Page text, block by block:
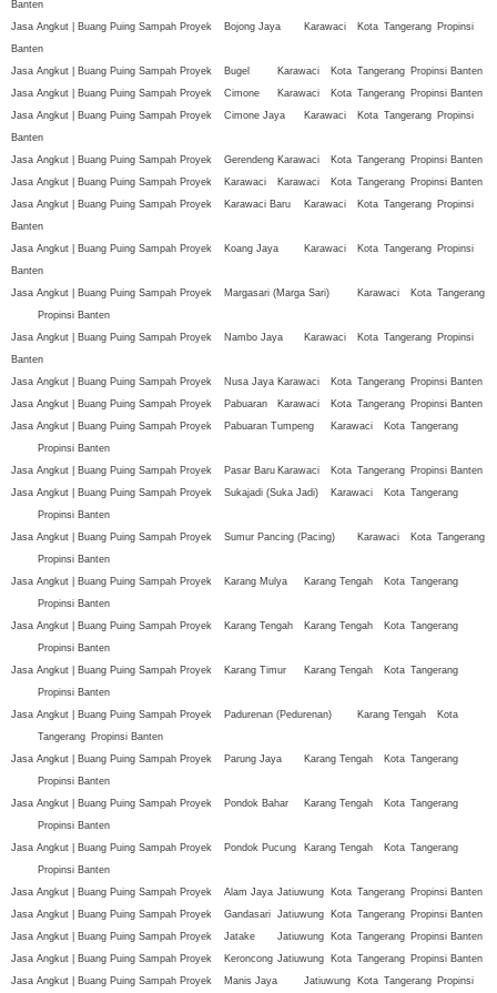
Banten
Jasa Angkut | Buang Puing Sampah Proyek
Bojong Jaya Karawaci Kota Tangerang Propinsi
Banten
Jasa Angkut | Buang Puing Sampah Proyek
Bugel Karawaci Kota Tangerang Propinsi Banten
Jasa Angkut | Buang Puing Sampah Proyek
Cimone Karawaci Kota Tangerang Propinsi Banten
Jasa Angkut | Buang Puing Sampah Proyek
Cimone Jaya Karawaci Kota Tangerang Propinsi
Banten
Jasa Angkut | Buang Puing Sampah Proyek
Gerendeng Karawaci Kota Tangerang Propinsi Banten
Jasa Angkut | Buang Puing Sampah Proyek
Karawaci Karawaci Kota Tangerang Propinsi Banten
Jasa Angkut | Buang Puing Sampah Proyek
Karawaci Baru Karawaci Kota Tangerang Propinsi
Banten
Jasa Angkut | Buang Puing Sampah Proyek
Koang Jaya Karawaci Kota Tangerang Propinsi
Banten
Jasa Angkut | Buang Puing Sampah Proyek
Margasari (Marga Sari) Karawaci Kota Tangerang
Propinsi Banten
Jasa Angkut | Buang Puing Sampah Proyek
Nambo Jaya Karawaci Kota Tangerang Propinsi
Banten
Jasa Angkut | Buang Puing Sampah Proyek
Nusa Jaya Karawaci Kota Tangerang Propinsi Banten
Jasa Angkut | Buang Puing Sampah Proyek
Pabuaran Karawaci Kota Tangerang Propinsi Banten
Jasa Angkut | Buang Puing Sampah Proyek
Pabuaran Tumpeng Karawaci Kota Tangerang
Propinsi Banten
Jasa Angkut | Buang Puing Sampah Proyek
Pasar Baru Karawaci Kota Tangerang Propinsi Banten
Jasa Angkut | Buang Puing Sampah Proyek
Sukajadi (Suka Jadi) Karawaci Kota Tangerang
Propinsi Banten
Jasa Angkut | Buang Puing Sampah Proyek
Sumur Pancing (Pacing) Karawaci Kota Tangerang
Propinsi Banten
Jasa Angkut | Buang Puing Sampah Proyek
Karang Mulya Karang Tengah Kota Tangerang
Propinsi Banten
Jasa Angkut | Buang Puing Sampah Proyek
Karang Tengah Karang Tengah Kota Tangerang
Propinsi Banten
Jasa Angkut | Buang Puing Sampah Proyek
Karang Timur Karang Tengah Kota Tangerang
Propinsi Banten
Jasa Angkut | Buang Puing Sampah Proyek
Padurenan (Pedurenan) Karang Tengah
Kota
Tangerang Propinsi Banten
Jasa Angkut | Buang Puing Sampah Proyek
Parung Jaya Karang Tengah Kota Tangerang
Propinsi Banten
Jasa Angkut | Buang Puing Sampah Proyek
Pondok Bahar Karang Tengah Kota Tangerang
Propinsi Banten
Jasa Angkut | Buang Puing Sampah Proyek
Pondok Pucung Karang Tengah Kota Tangerang
Propinsi Banten
Jasa Angkut | Buang Puing Sampah Proyek
Alam Jaya Jatiuwung Kota Tangerang Propinsi Banten
Jasa Angkut | Buang Puing Sampah Proyek
Gandasari Jatiuwung Kota Tangerang Propinsi Banten
Jasa Angkut | Buang Puing Sampah Proyek
Jatake Jatiuwung Kota Tangerang Propinsi Banten
Jasa Angkut | Buang Puing Sampah Proyek
Keroncong Jatiuwung Kota Tangerang Propinsi Banten
Jasa Angkut | Buang Puing Sampah Proyek
Manis Jaya Jatiuwung Kota Tangerang Propinsi